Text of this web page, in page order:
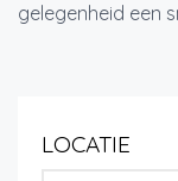
gelegenheid een
LOCATIE